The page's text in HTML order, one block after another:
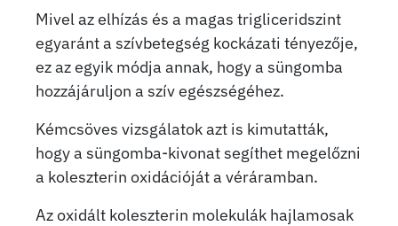
Mivel az elhízás és a magas trigliceridszint
egyaránt a szívbetegség kockázati tényezője,
ez az egyik módja annak, hogy a süngomba
hozzájáruljon a szív egészségéhez.
Kémcsöves vizsgálatok azt is kimutatták,
hogy a süngomba-kivonat segíthet megelőzni
a koleszterin oxidációját a véráramban.
Az oxidált koleszterin molekulák hajlamosak